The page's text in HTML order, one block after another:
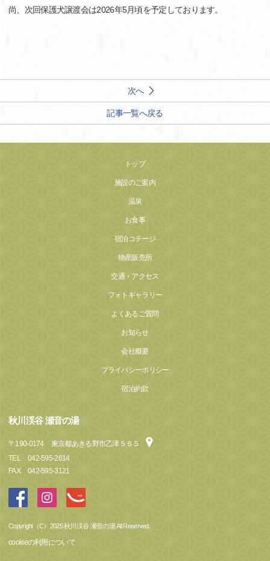
尚、次回保護犬譲渡会は2026年5月頃を予定しております。
次へ
記事一覧へ戻る
トップ
施設のご案内
温泉
お食事
宿泊コテージ
物産販売所
交通・アクセス
フォトギャラリー
よくあるご質問
お知らせ
会社概要
プライバシーポリシー
宿泊約款
秋川渓谷 瀬音の湯
〒 190-0174
東京都あきる野市乙津５６５
TEL
042-595-2614
FAX
042-595-3121
Copyright（C）2025 秋川渓谷 瀬音の湯 All Reserved.
cookieの利用について